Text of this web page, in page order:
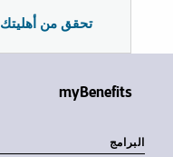
تحقق من أهليتك
myBenefits
البرامج